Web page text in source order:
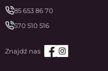
85 653 86 70
570 510 516